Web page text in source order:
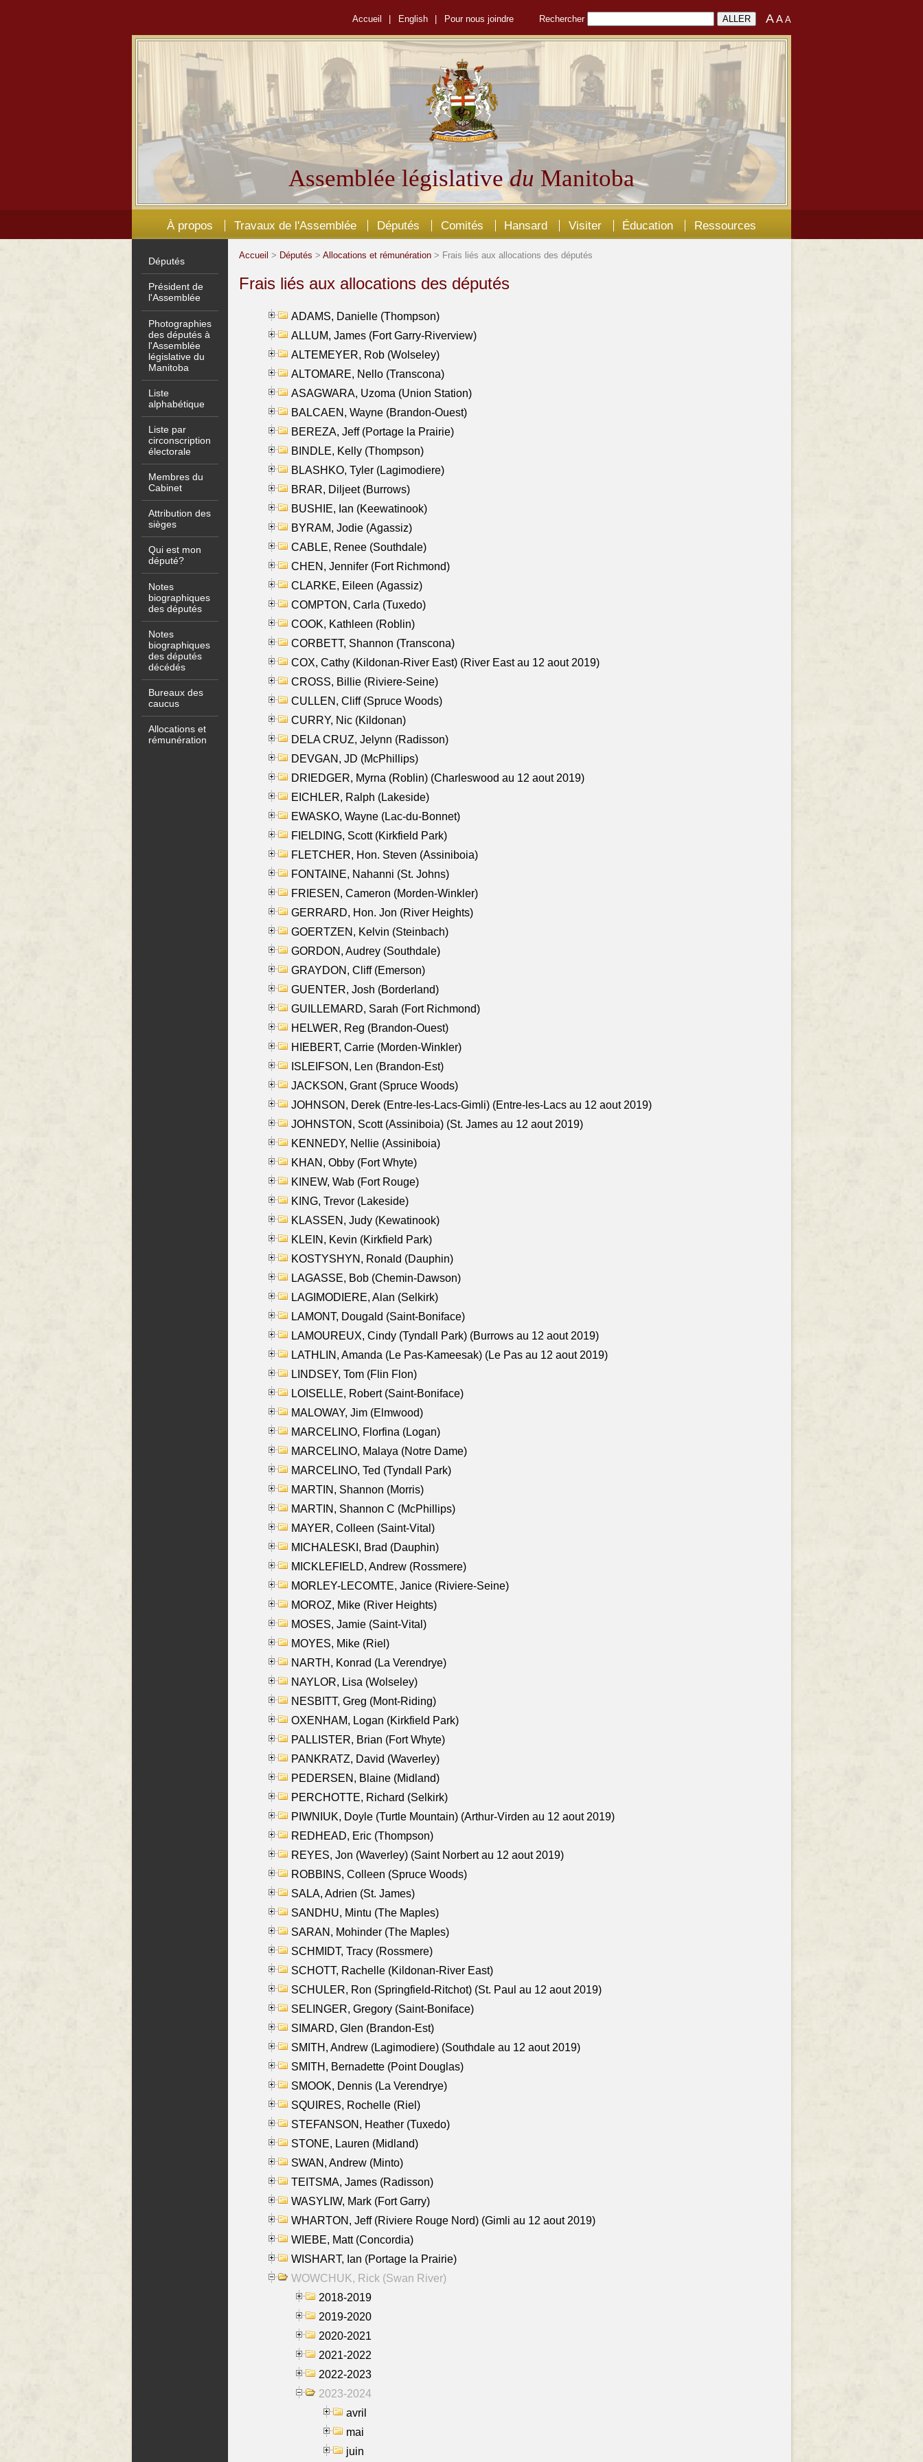
Accueil English Pour nous joindre Rechercher AA A
Assemblée législativedu Manitoba
À propos Travaux de l'Assemblée Députés Comités Hansard Visiter Éducation Ressources
Députés
Président de
l'Assemblée
Photographies
des députés à
l'Assemblée
législative du
Manitoba
Liste
alphabétique
Liste par
circonscription
électorale
Membres du
Cabinet
Attribution des
sièges
Qui est mon
député?
Notes
biographiques
des députés
Notes
biographiques
des députés
décédés
Bureaux des
caucus
Allocations et
rémunération
Accueil > Députés > Allocations et rémunération > Frais liés aux allocations des députés
Frais liés aux allocations des députés
ADAMS, Danielle (Thompson)
ALLUM, James (Fort Garry-Riverview)
ALTEMEYER, Rob (Wolseley)
ALTOMARE, Nello (Transcona)
ASAGWARA, Uzoma (Union Station)
BALCAEN, Wayne (Brandon-Ouest)
BEREZA, Jeff (Portage la Prairie)
BINDLE, Kelly (Thompson)
BLASHKO, Tyler (Lagimodiere)
BRAR, Diljeet (Burrows)
BUSHIE, Ian (Keewatinook)
BYRAM, Jodie (Agassiz)
CABLE, Renee (Southdale)
CHEN, Jennifer (Fort Richmond)
CLARKE, Eileen (Agassiz)
COMPTON, Carla (Tuxedo)
COOK, Kathleen (Roblin)
CORBETT, Shannon (Transcona)
COX, Cathy (Kildonan-River East) (River East au 12 aout 2019)
CROSS, Billie (Riviere-Seine)
CULLEN, Cliff (Spruce Woods)
CURRY, Nic (Kildonan)
DELA CRUZ, Jelynn (Radisson)
DEVGAN, JD (McPhillips)
DRIEDGER, Myrna (Roblin) (Charleswood au 12 aout 2019)
EICHLER, Ralph (Lakeside)
EWASKO, Wayne (Lac-du-Bonnet)
FIELDING, Scott (Kirkfield Park)
FLETCHER, Hon. Steven (Assiniboia)
FONTAINE, Nahanni (St. Johns)
FRIESEN, Cameron (Morden-Winkler)
GERRARD, Hon. Jon (River Heights)
GOERTZEN, Kelvin (Steinbach)
GORDON, Audrey (Southdale)
GRAYDON, Cliff (Emerson)
GUENTER, Josh (Borderland)
GUILLEMARD, Sarah (Fort Richmond)
HELWER, Reg (Brandon-Ouest)
HIEBERT, Carrie (Morden-Winkler)
ISLEIFSON, Len (Brandon-Est)
JACKSON, Grant (Spruce Woods)
JOHNSON, Derek (Entre-les-Lacs-Gimli) (Entre-les-Lacs au 12 aout 2019)
JOHNSTON, Scott (Assiniboia) (St. James au 12 aout 2019)
KENNEDY, Nellie (Assiniboia)
KHAN, Obby (Fort Whyte)
KINEW, Wab (Fort Rouge)
KING, Trevor (Lakeside)
KLASSEN, Judy (Kewatinook)
KLEIN, Kevin (Kirkfield Park)
KOSTYSHYN, Ronald (Dauphin)
LAGASSE, Bob (Chemin-Dawson)
LAGIMODIERE, Alan (Selkirk)
LAMONT, Dougald (Saint-Boniface)
LAMOUREUX, Cindy (Tyndall Park) (Burrows au 12 aout 2019)
LATHLIN, Amanda (Le Pas-Kameesak) (Le Pas au 12 aout 2019)
LINDSEY, Tom (Flin Flon)
LOISELLE, Robert (Saint-Boniface)
MALOWAY, Jim (Elmwood)
MARCELINO, Florfina (Logan)
MARCELINO, Malaya (Notre Dame)
MARCELINO, Ted (Tyndall Park)
MARTIN, Shannon (Morris)
MARTIN, Shannon C (McPhillips)
MAYER, Colleen (Saint-Vital)
MICHALESKI, Brad (Dauphin)
MICKLEFIELD, Andrew (Rossmere)
MORLEY-LECOMTE, Janice (Riviere-Seine)
MOROZ, Mike (River Heights)
MOSES, Jamie (Saint-Vital)
MOYES, Mike (Riel)
NARTH, Konrad (La Verendrye)
NAYLOR, Lisa (Wolseley)
NESBITT, Greg (Mont-Riding)
OXENHAM, Logan (Kirkfield Park)
PALLISTER, Brian (Fort Whyte)
PANKRATZ, David (Waverley)
PEDERSEN, Blaine (Midland)
PERCHOTTE, Richard (Selkirk)
PIWNIUK, Doyle (Turtle Mountain) (Arthur-Virden au 12 aout 2019)
REDHEAD, Eric (Thompson)
REYES, Jon (Waverley) (Saint Norbert au 12 aout 2019)
ROBBINS, Colleen (Spruce Woods)
SALA, Adrien (St. James)
SANDHU, Mintu (The Maples)
SARAN, Mohinder (The Maples)
SCHMIDT, Tracy (Rossmere)
SCHOTT, Rachelle (Kildonan-River East)
SCHULER, Ron (Springfield-Ritchot) (St. Paul au 12 aout 2019)
SELINGER, Gregory (Saint-Boniface)
SIMARD, Glen (Brandon-Est)
SMITH, Andrew (Lagimodiere) (Southdale au 12 aout 2019)
SMITH, Bernadette (Point Douglas)
SMOOK, Dennis (La Verendrye)
SQUIRES, Rochelle (Riel)
STEFANSON, Heather (Tuxedo)
STONE, Lauren (Midland)
SWAN, Andrew (Minto)
TEITSMA, James (Radisson)
WASYLIW, Mark (Fort Garry)
WHARTON, Jeff (Riviere Rouge Nord) (Gimli au 12 aout 2019)
WIEBE, Matt (Concordia)
WISHART, Ian (Portage la Prairie)
WOWCHUK, Rick (Swan River)
2018-2019
2019-2020
2020-2021
2021-2022
2022-2023
2023-2024
avril
mai
juin